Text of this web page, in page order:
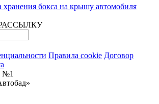
бокса на крышу автомобиля
Правила cookie Договор
№1